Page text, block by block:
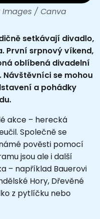
Images / Canva
setkávají divadlo,
První srpnový víkend,
oblíbená divadelní
Návštěvníci se mohou
a pohádky
akce – herecká
Společně se
pověsti pomocí
jsou ale i další
– například Bauerovi
Hory, Dřevěné
z pytlíčku nebo